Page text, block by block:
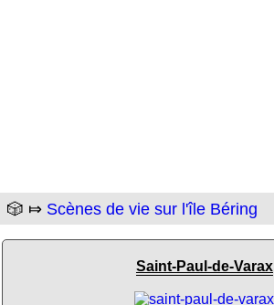
🎲 ⤇ Scènes de vie sur l'île Béring
Saint-Paul-de-Varax